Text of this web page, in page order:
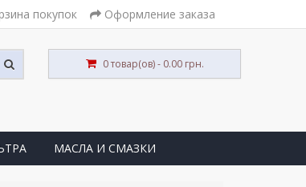
покупок Оформление заказа
0 товар(ов) - 0.00 грн.
МАСЛА И СМАЗКИ